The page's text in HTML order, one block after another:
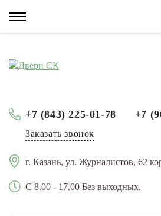
+7 (843) 225-01-78 +7
Заказать звонок
г. Казань, ул. Журналистов, 62
С 8.00 - 17.00 Без выходных.